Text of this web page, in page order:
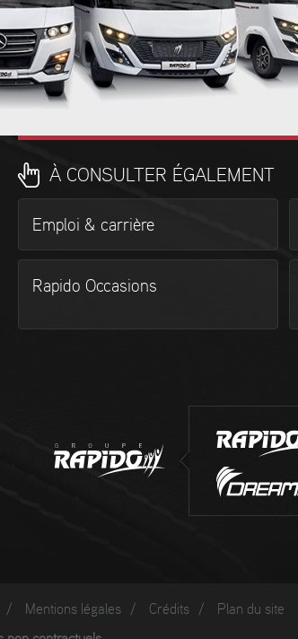
À CONSULTER ÉGALEMENT
Emploi & carrière
Rapido Occasions
/ Mentions légales / Crédits / Plan du site